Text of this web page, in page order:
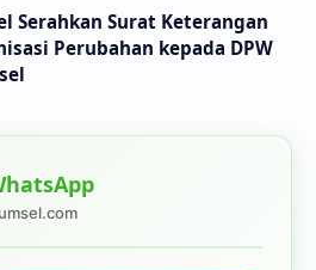
Serahkan Surat Keterangan
Perubahan kepada DPW